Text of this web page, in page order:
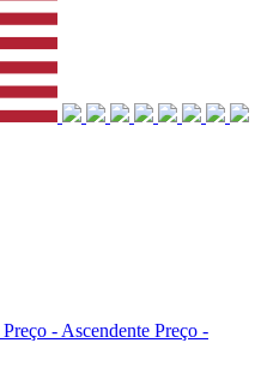
Preço - Ascendente Preço -